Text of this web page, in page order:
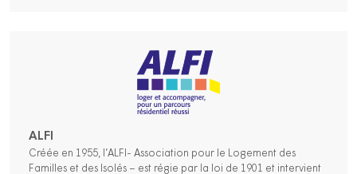
ALFI
Créée en 1955, l’ALFI- Association pour le Logement des
Familles et des Isolés – est régie par la loi de 1901 et intervient